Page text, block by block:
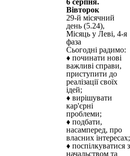
6 серпня.
Вівторок
29-й місячний
день (5.24),
Місяць у Леві, 4-я
фаза
Сьогодні радимо:
♦ починати нові
важливі справи,
приступити до
реалізації своїх
ідей;
♦ вирішувати
кар'єрні
проблеми;
♦ подбати,
насамперед, про
власних інтересах;
♦ поспілкуватися з
начальством та